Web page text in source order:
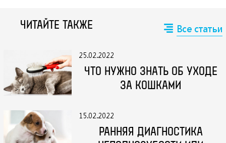
ЧИТАЙТЕ ТАКЖЕ Все статьи
25.02.2022
ЧТО НУЖНО ЗНАТЬ ОБ УХОДЕ
ЗА КОШКАМИ
15.02.2022
РАННЯЯ ДИАГНОСТИКА